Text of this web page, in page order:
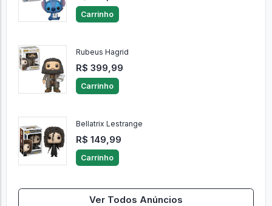
Carrinho
Rubeus Hagrid
R$ 399,99
Carrinho
Bellatrix Lestrange
R$ 149,99
Carrinho
Ver Todos Anúncios